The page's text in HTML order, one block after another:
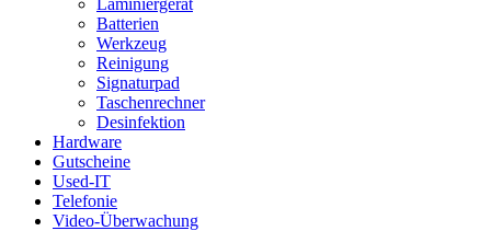
Laminiergerät
Batterien
Werkzeug
Reinigung
Signaturpad
Taschenrechner
Desinfektion
Hardware
Gutscheine
Used-IT
Telefonie
Video-Überwachung